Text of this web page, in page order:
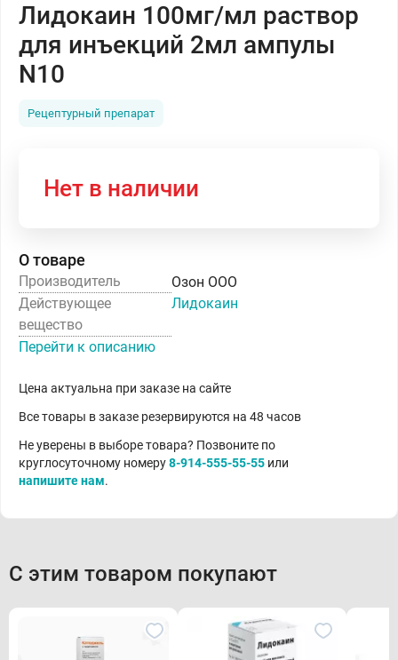
Лидокаин 100мг/мл раствор
для инъекций 2мл ампулы
N10
Рецептурный препарат
Нет в наличии
О товаре
Производитель
Озон ООО
Действующее
вещество
Лидокаин
Перейти к описанию
Цена актуальна при заказе на сайте
Все товары в заказе резервируются на 48 часов
Не уверены в выборе товара? Позвоните по
круглосуточному номеру8-914-555-55-55 или
напишите нам.
С этим товаром покупают